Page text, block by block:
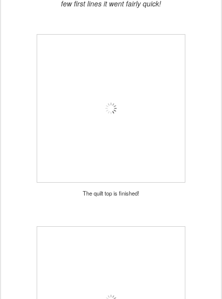
few first lines it went fairly quick!
The quilt top is finished!